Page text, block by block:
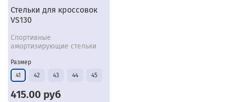
Стельки для кроссовок
VS130
Спортивные
амортизирующие стельки
Размер
41
42 43 44 45
415.00 руб